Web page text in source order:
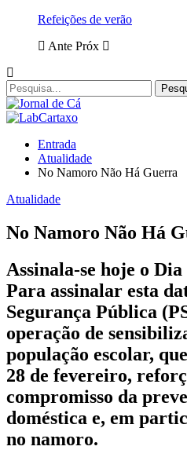
Refeições de verão
Ante Próx
Entrada
Atualidade
No Namoro Não Há Guerra
Atualidade
No Namoro Não Há
Assinala-se hoje o
Para assinalar esta
Segurança Pública
operação de
população escolar,
28 de fevereiro,
compromisso da
doméstica e, em
no namoro.